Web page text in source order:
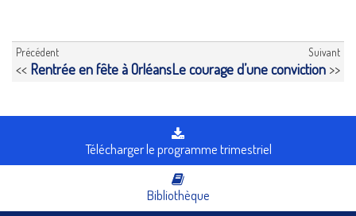
Précédent
<< Rentrée en fête à Orléans
Suivant
Le courage d’une conviction >>
Télécharger le programme trimestriel
Bibliothèque